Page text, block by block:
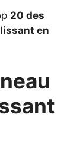
20 des
en